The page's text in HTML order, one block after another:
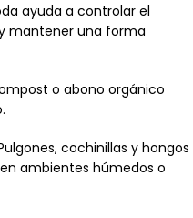
ayuda a controlar el
mantener una forma
o abono orgánico
cochinillas y hongos
ambientes húmedos o